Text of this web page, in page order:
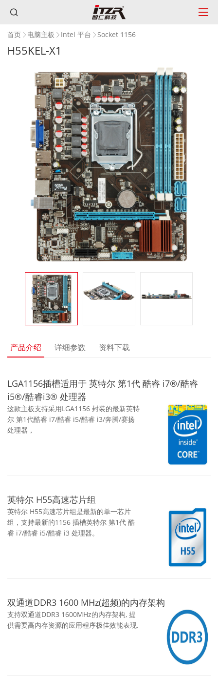
首页 电脑主板 Intel 平台 Socket 1156
H55KEL-X1
产品介绍 详细参数 资料下载
LGA1156插槽适用于 英特尔 第1代 酷睿 i7®/酷睿
i5®/酷睿i3® 处理器
这款主板支持采用LGA1156 封装的最新英特
尔 第1代酷睿 i7/酷睿 i5/酷睿 i3/奔腾/赛扬
处理器，
英特尔 H55高速芯片组
英特尔 H55高速芯片组是最新的单一芯片
组，支持最新的1156 插槽英特尔 第1代 酷
睿 i7/酷睿 i5/酷睿 i3 处理器。
双通道DDR3 1600 MHz(超频)的内存架构
支持双通道DDR3 1600MHz的内存架构, 提
供需要高内存资源的应用程序极佳效能表现.